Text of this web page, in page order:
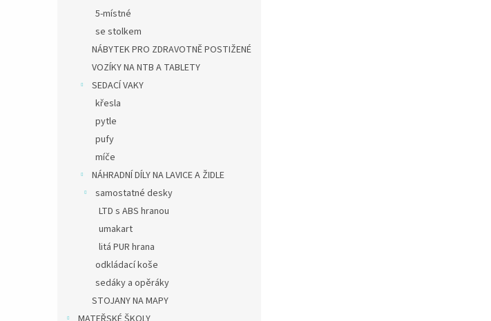
5-místné
se stolkem
NÁBYTEK PRO ZDRAVOTNĚ POSTIŽENÉ
VOZÍKY NA NTB A TABLETY
SEDACÍ VAKY
křesla
pytle
pufy
míče
NÁHRADNÍ DÍLY NA LAVICE A ŽIDLE
samostatné desky
LTD s ABS hranou
umakart
litá PUR hrana
odkládací koše
sedáky a opěráky
STOJANY NA MAPY